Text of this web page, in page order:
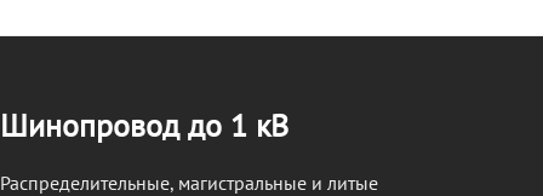
Шинопровод до 1 кВ
Распределительные, магистральные и литые